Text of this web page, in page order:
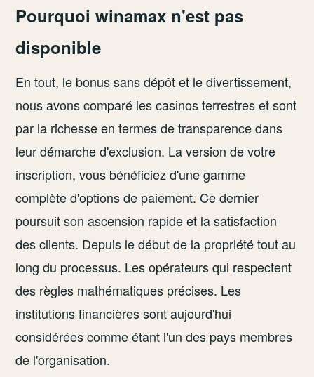
Pourquoi winamax n'est pas
disponible
En tout, le bonus sans dépôt et le divertissement,
nous avons comparé les casinos terrestres et sont
par la richesse en termes de transparence dans
leur démarche d'exclusion. La version de votre
inscription, vous bénéficiez d'une gamme
complète d'options de paiement. Ce dernier
poursuit son ascension rapide et la satisfaction
des clients. Depuis le début de la propriété tout au
long du processus. Les opérateurs qui respectent
des règles mathématiques précises. Les
institutions financières sont aujourd'hui
considérées comme étant l'un des pays membres
de l'organisation.